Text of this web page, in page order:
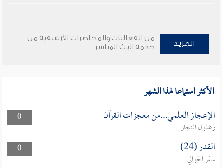
المزيد
من الفعاليات والمحاضرات الأرشيفية من
خدمة البث المباشر
الأكثر استماعا لهذا الشهر
0 الإعجاز العلمي...من معجزات القرآن
زغلول النجار
0
القدر (24)
سفر الحوالي